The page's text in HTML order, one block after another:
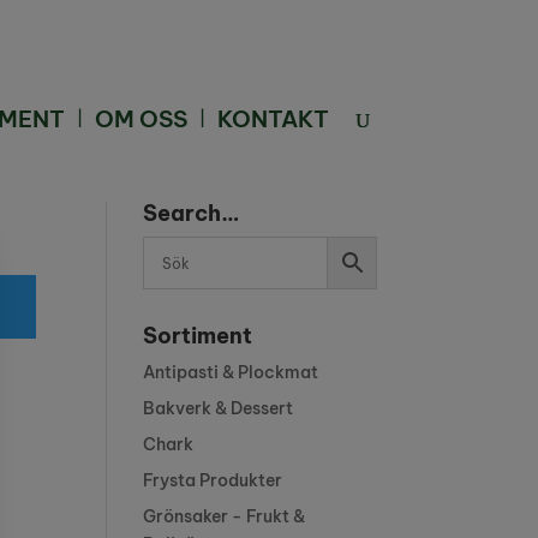
OM OSS KONTAKT
Search…
Sortiment
Antipasti & Plockmat
Bakverk & Dessert
Chark
Frysta Produkter
Bakverk & Dessert
Grönsaker - Frukt &